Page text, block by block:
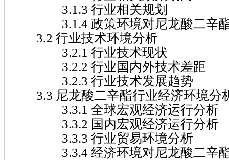
3.1.3 行业相关规划
3.1.4 政策环境对尼龙酸二辛酯
3.2 行业技术环境分析
3.2.1 行业技术现状
3.2.2 行业国内外技术差距
3.2.3 行业技术发展趋势
3.3 尼龙酸二辛酯行业经济环境分
3.3.1 全球宏观经济运行分析
3.3.2 国内宏观经济运行分析
3.3.3 行业贸易环境分析
3.3.4 经济环境对尼龙酸二辛酯